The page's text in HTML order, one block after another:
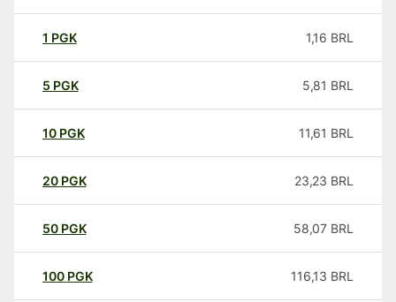
1 PGK 1,16 BRL
5 PGK 5,81 BRL
10 PGK 11,61 BRL
20 PGK 23,23 BRL
50 PGK 58,07 BRL
100 PGK 116,13 BRL